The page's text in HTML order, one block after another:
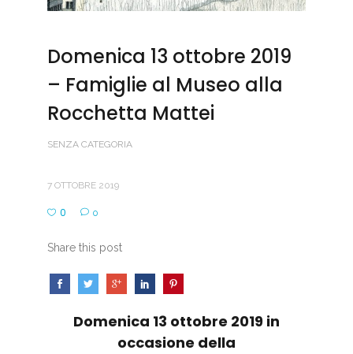
Domenica 13 ottobre 2019
– Famiglie al Museo alla
Rocchetta Mattei
SENZA CATEGORIA
7 OTTOBRE 2019
0 0
Share this post
Domenica 13 ottobre 2019 in
occasione della